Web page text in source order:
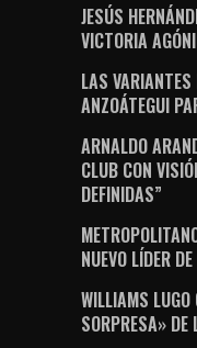
JESÚS
VICTORIA
LAS VARIANTES
ANZOÁTEGUI
ARNALDO
CLUB CON
DEFINIDAS”
NUEVO LÍDER
WILLIAMS LUGO
SORPRESA» DE